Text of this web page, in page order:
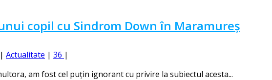
copil cu Sindrom Down în Maramureș
| Actualitate | 36 |
am fost cel puțin ignorant cu privire la subiectul acesta...